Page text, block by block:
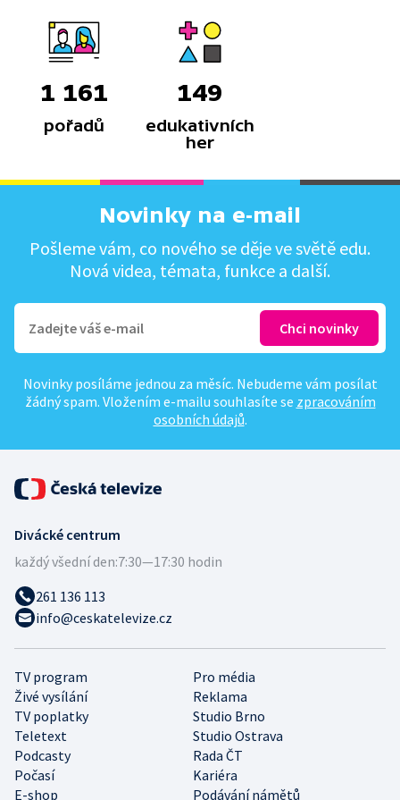
1 161
pořadů
149
edukativních
her
Novinky na e-mail
Pošleme vám, co nového se děje ve světě edu.
Nová videa, témata, funkce a další.
Novinky posíláme jednou za měsíc. Nebudeme vám posílat
žádný spam. Vložením e-mailu souhlasíte se zpracováním
osobních údajů.